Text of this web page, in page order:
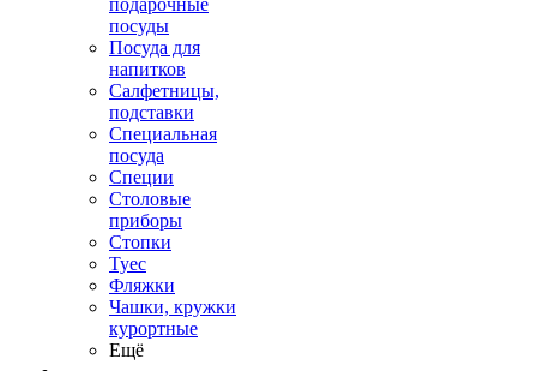
подарочные
посуды
Посуда для
напитков
Салфетницы,
подставки
Специальная
посуда
Специи
Столовые
приборы
Стопки
Туес
Фляжки
Чашки, кружки
курортные
Ещё